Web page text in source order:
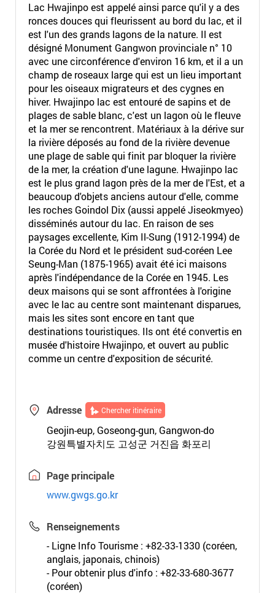
Lac Hwajinpo est appelé ainsi parce qu'il y a des
ronces douces qui fleurissent au bord du lac, et il
est l'un des grands lagons de la nature. Il est
désigné Monument Gangwon provinciale n° 10
avec une circonférence d'environ 16 km, et il a un
champ de roseaux large qui est un lieu important
pour les oiseaux migrateurs et des cygnes en
hiver. Hwajinpo lac est entouré de sapins et de
plages de sable blanc, c'est un lagon où le fleuve
et la mer se rencontrent. Matériaux à la dérive sur
la rivière déposés au fond de la rivière devenue
une plage de sable qui finit par bloquer la rivière
de la mer, la création d'une lagune. Hwajinpo lac
est le plus grand lagon près de la mer de l'Est, et a
beaucoup d'objets anciens autour d'elle, comme
les roches Goindol Dix (aussi appelé Jiseokmyeo)
disséminés autour du lac. En raison de ses
paysages excellente, Kim Il-Sung (1912-1994) de
la Corée du Nord et le président sud-coréen Lee
Seung-Man (1875-1965) avait été ici maisons
après l'indépendance de la Corée en 1945. Les
deux maisons qui se sont affrontées à l'origine
avec le lac au centre sont maintenant disparues,
mais les sites sont encore en tant que
destinations touristiques. Ils ont été convertis en
musée d'histoire Hwajinpo, et ouvert au public
comme un centre d'exposition de sécurité.
Adresse Chercher itinéraire
Geojin-eup, Goseong-gun, Gangwon-do
강원특별자치도 고성군 거진읍 화포리
Page principale
www.gwgs.go.kr
Renseignements
- Ligne Info Tourisme : +82-33-1330 (coréen,
anglais, japonais, chinois)
- Pour obtenir plus d'info : +82-33-680-3677
(coréen)